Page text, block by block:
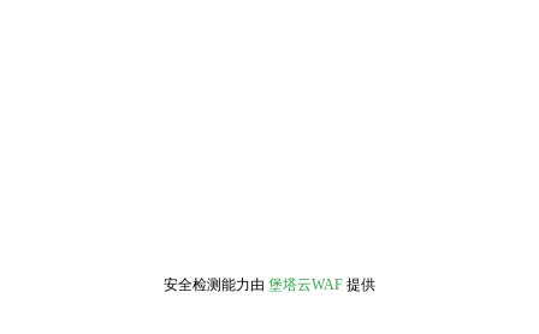
安全检测能力由 堡塔云WAF 提供